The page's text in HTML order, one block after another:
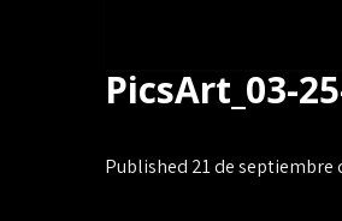
PicsArt_03-
Published 21 de septiembre